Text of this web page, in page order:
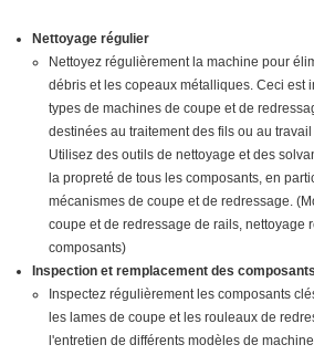
Nettoyage régulier
Nettoyez régulièrement la machine pour
débris et les copeaux métalliques. Ceci est
types de machines de coupe et de
destinées au traitement des fils ou au
Utilisez des outils de nettoyage et des
la propreté de tous les composants, en
mécanismes de coupe et de redressage.
coupe et de redressage de rails, nettoyage
composants)
Inspection et remplacement des composants
Inspectez régulièrement les composants
les lames de coupe et les rouleaux de
l'entretien de différents modèles de